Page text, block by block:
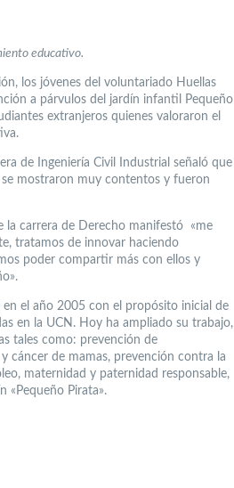
educativo.
los jóvenes del voluntariado Huellas
a párvulos del jardín infantil Pequeño
extranjeros quienes valoraron el
de Ingeniería Civil Industrial señaló que
mostraron muy contentos y fueron
la carrera de Derecho manifestó «me
tratamos de innovar haciendo
poder compartir más con ellos y
el año 2005 con el propósito inicial de
en la UCN. Hoy ha ampliado su trabajo,
tales como: prevención de
cáncer de mamas, prevención contra la
maternidad y paternidad responsable,
«Pequeño Pirata».